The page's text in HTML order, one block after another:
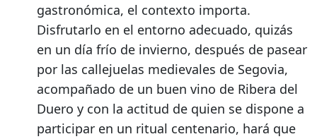
gastronómica, el contexto importa.
Disfrutarlo en el entorno adecuado, quizás
en un día frío de invierno, después de pasear
por las callejuelas medievales de Segovia,
acompañado de un buen vino de Ribera del
Duero y con la actitud de quien se dispone a
participar en un ritual centenario, hará que